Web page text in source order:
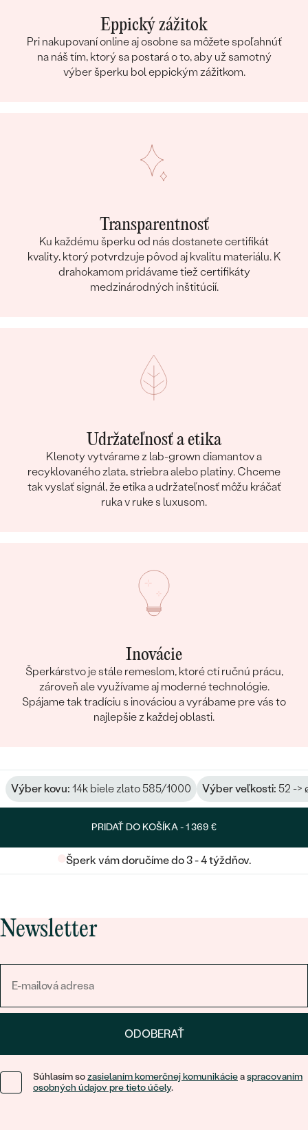
0.017 ct
Round
ČISTOTA:
SI
G-H
Eppický zážitok
Pri nakupovaní online aj osobne sa môžete spoľahnúť
na náš tím, ktorý sa postará o to, aby už samotný
výber šperku bol eppickým zážitkom.
Transparentnosť
Ku každému šperku od nás dostanete certifikát
kvality, ktorý potvrdzuje pôvod aj kvalitu materiálu. K
drahokamom pridávame tiež certifikáty
medzinárodných inštitúcií.
Udržateľnosť a etika
Klenoty vytvárame z lab-grown diamantov a
recyklovaného zlata, striebra alebo platiny. Chceme
tak vyslať signál, že etika a udržateľnosť môžu kráčať
ruka v ruke s luxusom.
Inovácie
Šperkárstvo je stále remeslom, ktoré ctí ručnú prácu,
zároveň ale využívame aj moderné technológie.
Spájame tak tradíciu s inováciou a vyrábame pre vás to
najlepšie z každej oblasti.
Výber kovu: 14k biele zlato 585/1000 Výber veľkosti: 52 ->
PRIDAŤ DO KOŠÍKA -1 369 €
Šperk vám doručíme do 3 - 4 týždňov.
Newsletter
ODOBERAŤ
Súhlasím sozasielaním komerčnej komunikácieaspracovaním
osobných údajov pre tieto účely.